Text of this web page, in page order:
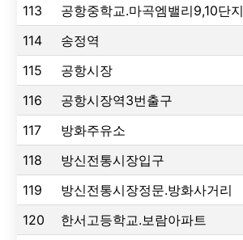
113
공항중학교.마곡엠밸리9,10단지
114
송정역
115
공항시장
116
공항시장역3번출구
117
방화주유소
118
방신전통시장입구
119
방신전통시장정문.방화사거리
120
한서고등학교.보람아파트